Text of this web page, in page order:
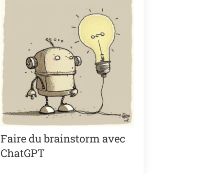
Faire du brainstorm avec
ChatGPT